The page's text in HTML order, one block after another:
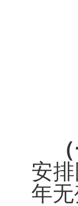
安
年无